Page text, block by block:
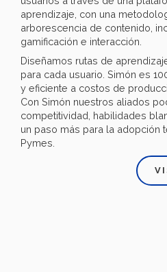
aprendizaje, con una
arborescencia de contenido,
gamificación e interacción.
Diseñamos rutas de
para cada usuario. Simón es
y eficiente a costos de
Con Simón nuestros aliados
competitividad, habilidades
un paso más para la adopción
Pymes.